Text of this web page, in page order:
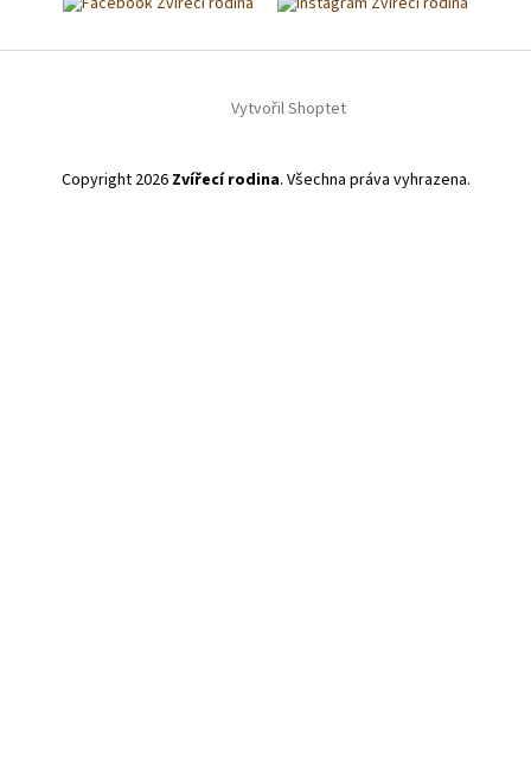
Vytvořil Shoptet
Copyright 2026 Zvířecí rodina. Všechna práva vyhrazena.